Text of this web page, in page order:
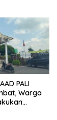
2 Tahun
PALI
Warga